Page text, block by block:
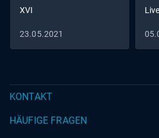
XVI
23.05.2021
KONTAKT
HÄUFIGE FRAGEN